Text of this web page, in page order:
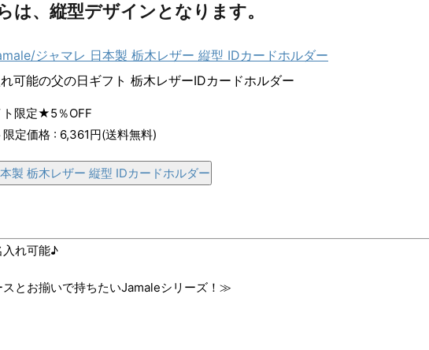
は、縦型デザインとなります。
可能の父の日ギフト 栃木レザーIDカードホルダー
限定★5％OFF
定価格 : 6,361円(送料無料)
製 栃木レザー 縦型 IDカードホルダー
入れ可能♪
とお揃いで持ちたいJamaleシリーズ！≫